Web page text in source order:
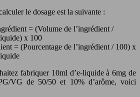
le dosage est la suivante :
= (Volume de l’ingrédient /
x 100
= (Pourcentage de l’ingrédient / 100) x
fabriquer 10ml d’e-liquide à 6mg de
VG de 50/50 et 10% d’arôme, voici